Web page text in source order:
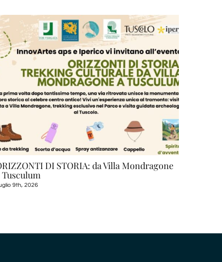
DI STORIA: da Villa Mondragone
Tusculum
9th, 2026